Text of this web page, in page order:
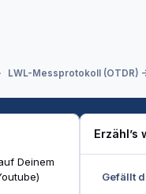
LWL-Messprotokoll (OTDR)
Deinem
Erzähl’s
Gefällt